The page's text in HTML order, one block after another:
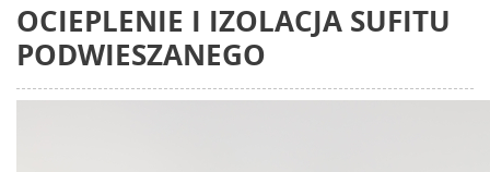
OCIEPLENIE I IZOLACJA SUFITU
PODWIESZANEGO